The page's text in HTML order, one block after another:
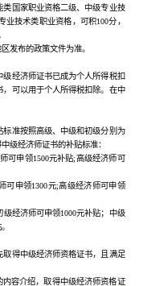
国家职业资格二级、中级专业技
技术类职业资格，可积100分，
发布的政策文件为准。
经济师证书已成为个人所得税扣
可以用于个人所得税扣除。在中
准按照高级、中级和初级分别为
级经济师证书的补贴标准：
申领1500元补贴;高级经济师可
申领1300元;高级经济师可申领
经济师可申领1000元补贴；中级
得中级经济师资格证书，且满足
内容介绍，取得中级经济师资格证